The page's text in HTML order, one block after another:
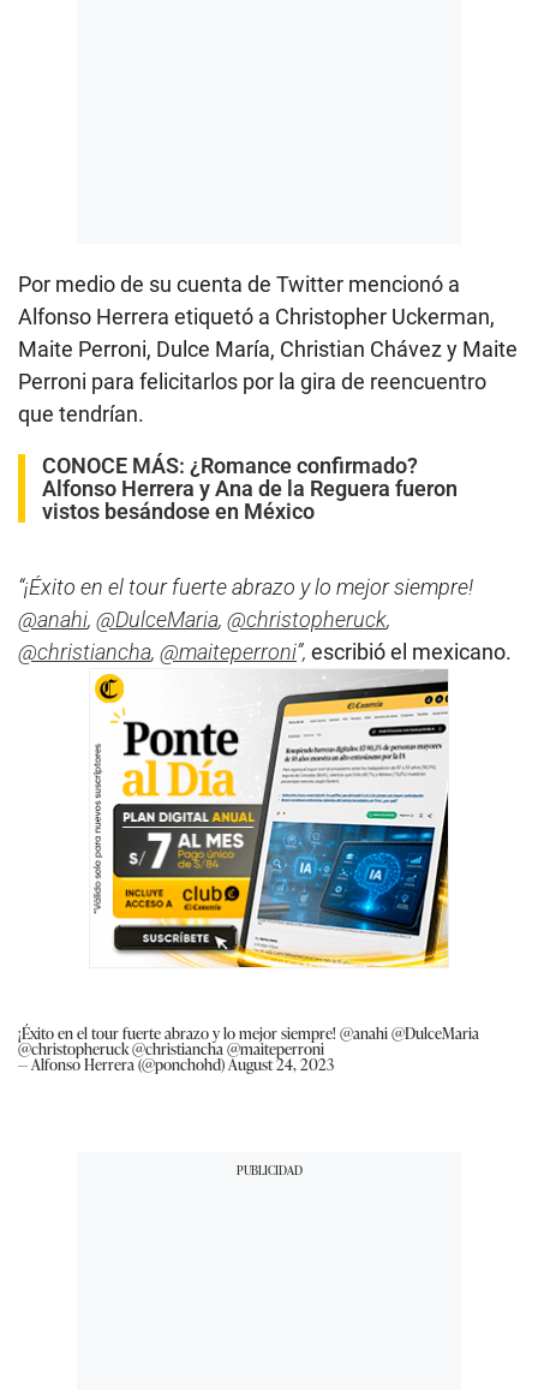
Por medio de su cuenta de Twitter mencionó a
Alfonso Herrera etiquetó a Christopher Uckerman,
Maite Perroni, Dulce María, Christian Chávez y Maite
Perroni para felicitarlos por la gira de reencuentro
que tendrían.
CONOCE MÁS: ¿Romance confirmado?
Alfonso Herrera y Ana de la Reguera fueron
vistos besándose en México
“¡Éxito en el tour fuerte abrazo y lo mejor siempre!
@anahi, @DulceMaria, @christopheruck,
@christiancha, @maiteperroni”, escribió el mexicano.
¡Éxito en el tour fuerte abrazo y lo mejor siempre! @anahi@DulceMaria
@christopheruck@christiancha@maiteperroni
— Alfonso Herrera (@ponchohd)August 24, 2023